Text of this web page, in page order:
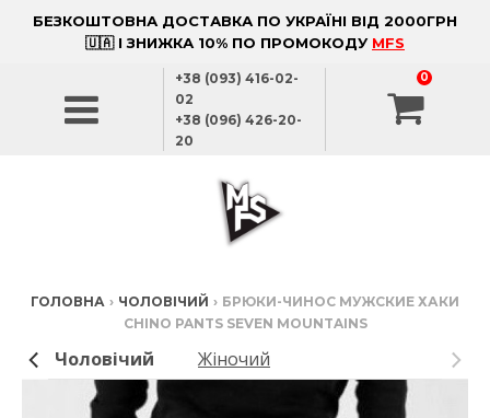
БЕЗКОШТОВНА ДОСТАВКА ПО УКРАЇНІ ВІД 2000ГРН
🇺🇦 І ЗНИЖКА 10% ПО ПРОМОКОДУ MFS
+38 (093) 416-02-
02
+38 (096) 426-20-
20
0
ГОЛОВНА › ЧОЛОВІЧИЙ › БРЮКИ-ЧИНОС МУЖСКИЕ ХАКИ
CHINO PANTS SEVEN MOUNTAINS
Чоловічий Жіночий